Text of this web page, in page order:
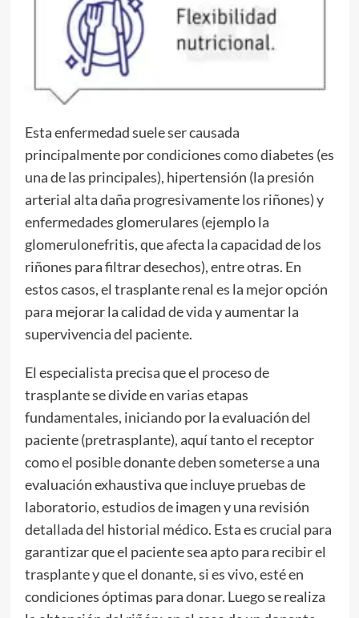
Esta enfermedad suele ser causada
principalmente por condiciones como diabetes (es
una de las principales), hipertensión (la presión
arterial alta daña progresivamente los riñones) y
enfermedades glomerulares (ejemplo la
glomerulonefritis, que afecta la capacidad de los
riñones para filtrar desechos), entre otras. En
estos casos, el trasplante renal es la mejor opción
para mejorar la calidad de vida y aumentar la
supervivencia del paciente.
El especialista precisa que el proceso de
trasplante se divide en varias etapas
fundamentales, iniciando por la evaluación del
paciente (pretrasplante), aquí tanto el receptor
como el posible donante deben someterse a una
evaluación exhaustiva que incluye pruebas de
laboratorio, estudios de imagen y una revisión
detallada del historial médico. Esta es crucial para
garantizar que el paciente sea apto para recibir el
trasplante y que el donante, si es vivo, esté en
condiciones óptimas para donar. Luego se realiza